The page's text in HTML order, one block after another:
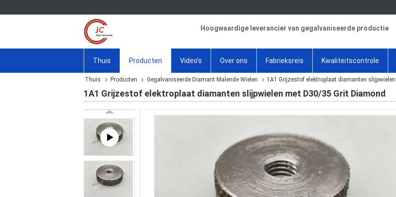
Hoogwaardige leverancier van gegalvaniseerde productie
Thuis Producten Video's Over ons Fabrieksreis Kwaliteitscontrole
Thuis Producten Gegalvaniseerde Diamant Malende Wielen 1A1 Grijzestof elektroplaat diamanten
1A1 Grijzestof elektroplaat diamanten slijpwielen met D30/35 Grit Diamond